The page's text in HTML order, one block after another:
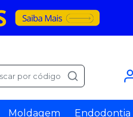
por código
Moldagem Endodontia